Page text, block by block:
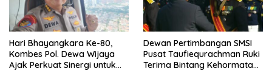
Hari Bhayangkara Ke-80,
Kombes Pol. Dewa Wijaya
Ajak Perkuat Sinergi untuk
Dewan Pertimbangan SMSI
Pusat Taufiequrachman Ruki
Terima Bintang Kehormatan